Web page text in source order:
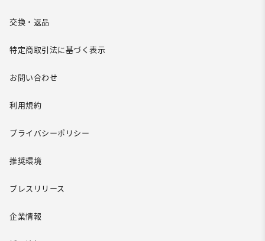
交換・返品
特定商取引法に基づく表示
お問い合わせ
利用規約
プライバシーポリシー
推奨環境
プレスリリース
企業情報